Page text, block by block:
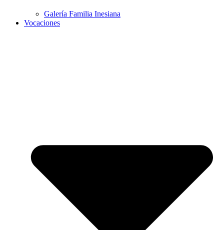
Galería Familia Inesiana
Vocaciones